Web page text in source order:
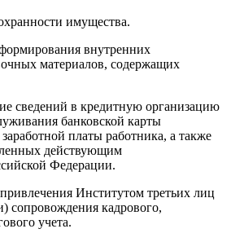
имущества.
внутренних
материалов, содержащих
сведений в кредитную организацию
банковской карты
платы работника, а также
действующим
Федерации.
Институтом третьих лиц
сопровождения кадрового,
учета.